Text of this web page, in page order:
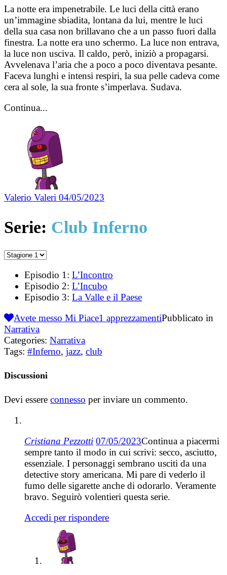
La notte era impenetrabile. Le luci della città erano
un’immagine sbiadita, lontana da lui, mentre le luci
della sua casa non brillavano che a un passo fuori dalla
finestra. La notte era uno schermo. La luce non entrava,
la luce non usciva. Il caldo, però, iniziò a propagarsi.
Avvelenava l’aria che a poco a poco diventava pesante.
Faceva lunghi e intensi respiri, la sua pelle cadeva come
cera al sole, la sua fronte s’imperlava. Sudava.
Continua...
Valerio Valeri 04/05/2023
Serie: Club Inferno
Episodio 1: L’Incontro
Episodio 2: L’Incubo
Episodio 3: La Valle e il Paese
Avete messo Mi Piace1 apprezzamentiPubblicato in
Narrativa
Categories: Narrativa
Tags: #Inferno, jazz, club
Discussioni
Devi essere connesso per inviare un commento.
Cristiana Pezzotti 07/05/2023Continua a piacermi
sempre tanto il modo in cui scrivi: secco, asciutto,
essenziale. I personaggi sembrano usciti da una
detective story americana. Mi pare di vederlo il
fumo delle sigarette anche di odorarlo. Veramente
bravo. Seguirò volentieri questa serie.
Accedi per rispondere